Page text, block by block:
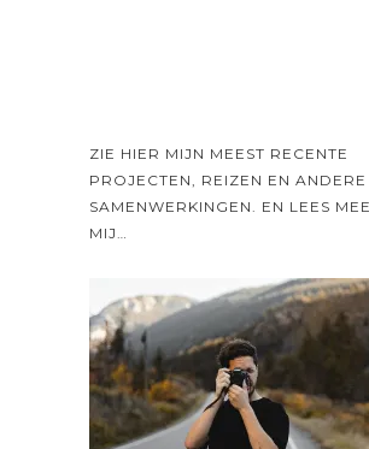
ZIE HIER MIJN MEEST RECENTE
PROJECTEN, REIZEN EN ANDERE
SAMENWERKINGEN. EN LEES
MIJ…